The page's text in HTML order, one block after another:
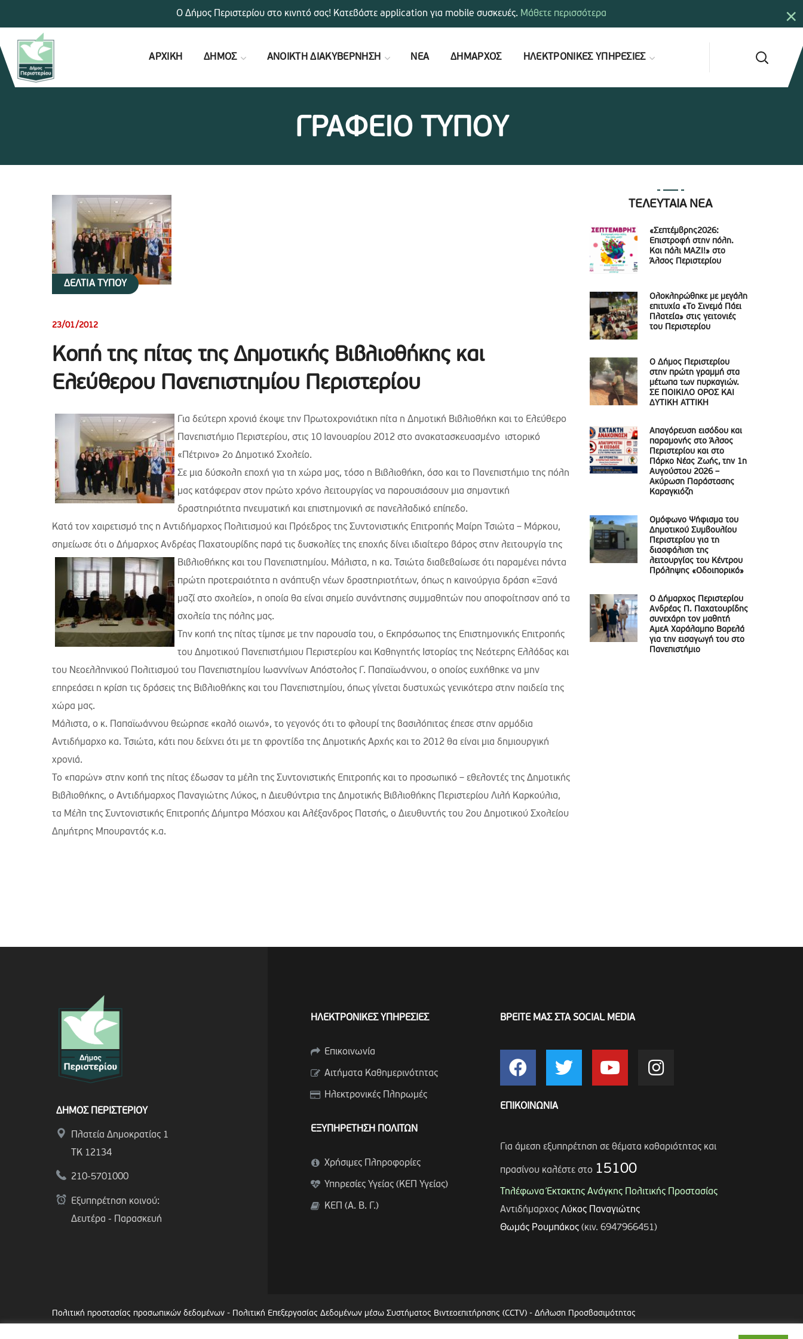
ΑΡΧΙΚΗ ΔΗΜΟΣ ΑΝΟΙΚΤΗ ΔΙΑΚΥΒΕΡΝΗΣΗ ΝΕΑ ΔΗΜΑΡΧΟΣ ΗΛΕΚΤΡΟΝΙΚΕΣ ΥΠΗΡΕΣΙΕΣ
ΓΡΑΦΕΙΟ ΤΥΠΟΥ
ΔΕΛΤΙΑ ΤΥΠΟΥ
23/01/2012
Κοπή της πίτας της Δημοτικής Βιβλιοθήκης και
Ελεύθερου Πανεπιστημίου Περιστερίου
Για δεύτερη χρονιά έκοψε την Πρωτοχρονιάτικη πίτα η Δημοτική Βιβλιοθήκη και το Ελεύθερο
Πανεπιστήμιο Περιστερίου, στις 10 Ιανουαρίου 2012 στο ανακατασκευασμένο ιστορικό
«Πέτρινο» 2ο Δημοτικό Σχολείο.
Σε μια δύσκολη εποχή για τη χώρα μας, τόσο η Βιβλιοθήκη, όσο και το Πανεπιστήμιο της πόλη
μας κατάφεραν στον πρώτο χρόνο λειτουργίας να παρουσιάσουν μια σημαντική
δραστηριότητα πνευματική και επιστημονική σε πανελλαδικό επίπεδο.
Κατά τον χαιρετισμό της η Αντιδήμαρχος Πολιτισμού και Πρόεδρος της Συντονιστικής Επιτροπής Μαίρη Τσιώτα – Μάρκου,
σημείωσε ότι ο Δήμαρχος Ανδρέας Παχατουρίδης παρά τις δυσκολίες της εποχής δίνει ιδιαίτερο βάρος στην λειτουργία της
Βιβλιοθήκης και του Πανεπιστημίου. Μάλιστα, η κα. Τσιώτα διαβεβαίωσε ότι παραμένει πάντα
πρώτη προτεραιότητα η ανάπτυξη νέων δραστηριοτήτων, όπως η καινούργια δράση «Ξανά
μαζί στο σχολείο», η οποία θα είναι σημείο συνάντησης συμμαθητών που αποφοίτησαν από τα
σχολεία της πόλης μας.
Την κοπή της πίτας τίμησε με την παρουσία του, ο Εκπρόσωπος της Επιστημονικής Επιτροπής
του Δημοτικού Πανεπιστήμιου Περιστερίου και Καθηγητής Ιστορίας της Νεότερης Ελλάδας και
του Νεοελληνικού Πολιτισμού του Πανεπιστημίου Ιωαννίνων Απόστολος Γ. Παπαϊωάννου, ο οποίος ευχήθηκε να μην
επηρεάσει η κρίση τις δράσεις της Βιβλιοθήκης και του Πανεπιστημίου, όπως γίνεται δυστυχώς γενικότερα στην παιδεία της
χώρα μας.
Μάλιστα, ο κ. Παπαϊωάννου θεώρησε «καλό οιωνό», το γεγονός ότι το φλουρί της βασιλόπιτας έπεσε στην αρμόδια
Αντιδήμαρχο κα. Τσιώτα, κάτι που δείχνει ότι με τη φροντίδα της Δημοτικής Αρχής και το 2012 θα είναι μια δημιουργική
χρονιά.
Το «παρών» στην κοπή της πίτας έδωσαν τα μέλη της Συντονιστικής Επιτροπής και το προσωπικό – εθελοντές της Δημοτικής
Βιβλιοθήκης, ο Αντιδήμαρχος Παναγιώτης Λύκος, η Διευθύντρια της Δημοτικής Βιβλιοθήκης Περιστερίου Λιλή Καρκούλια,
τα Μέλη της Συντονιστικής Επιτροπής Δήμητρα Μόσχου και Αλέξανδρος Πατσής, ο Διευθυντής του 2ου Δημοτικού Σχολείου
Δημήτρης Μπουραντάς κ.α.
ΤΕΛΕΥΤΑΙΑ ΝΕΑ
«Σεπτέμβρης2026:
Επιστροφή στην πόλη.
Και πάλι ΜΑΖΙ!» στο
Άλσος Περιστερίου
Ολοκληρώθηκε με μεγάλη
επιτυχία «Το Σινεμά Πάει
Πλατεία» στις γειτονιές
του Περιστερίου
Ο Δήμος Περιστερίου
στην πρώτη γραμμή στα
μέτωπα των πυρκαγιών.
ΣΕ ΠΟΙΚΙΛΟ ΟΡΟΣ ΚΑΙ
ΔΥΤΙΚΗ ΑΤΤΙΚΗ
Απαγόρευση εισόδου και
παραμονής στο Άλσος
Περιστερίου και στο
Πάρκο Νέας Ζωής, την 1η
Αυγούστου 2026 –
Ακύρωση Παράστασης
Καραγκιόζη
Ομόφωνο Ψήφισμα του
Δημοτικού Συμβουλίου
Περιστερίου για τη
διασφάλιση της
λειτουργίας του Κέντρου
Πρόληψης «Οδοιπορικό»
Ο Δήμαρχος Περιστερίου
Ανδρέας Π. Παχατουρίδης
συνεχάρη τον μαθητή
ΑμεΑ Χαράλαμπο Βαρελά
για την εισαγωγή του στο
Πανεπιστήμιο
ΔΗΜΟΣ ΠΕΡΙΣΤΕΡΙΟΥ
Πλατεία Δημοκρατίας 1
ΤΚ 12134
210-5701000
Εξυπηρέτηση κοινού:
Δευτέρα - Παρασκευή
ΗΛΕΚΤΡΟΝΙΚΕΣ ΥΠΗΡΕΣΙΕΣ
Επικοινωνία
Αιτήματα Καθημερινότητας
Ηλεκτρονικές Πληρωμές
ΕΞΥΠΗΡΕΤΗΣΗ ΠΟΛΙΤΩΝ
Χρήσιμες Πληροφορίες
Υπηρεσίες Υγείας (ΚΕΠ Υγείας)
ΚΕΠ (Α. Β. Γ.)
ΒΡΕΙΤΕ ΜΑΣ ΣΤΑ SOCIAL MEDIA
ΕΠΙΚΟΙΝΩΝΙΑ
Για άμεση εξυπηρέτηση σε θέματα καθαριότητας και
πρασίνου καλέστε στο 15100
Τηλέφωνα Έκτακτης Ανάγκης Πολιτικής Προστασίας
Αντιδήμαρχος Λύκος Παναγιώτης
Θωμάς Ρουμπάκος(κιν. 6947966451)
Πολιτική προστασίας προσωπικών δεδομένων - Πολιτική Επεξεργασίας Δεδομένων μέσω Συστήματος Βιντεοεπιτήρησης (CCTV) - Δήλωση Προσβασιμότητας
×
Ο Δήμος Περιστερίου στο κινητό σας! Κατεβάστε application για mobile συσκευές. Μάθετε περισσότερα